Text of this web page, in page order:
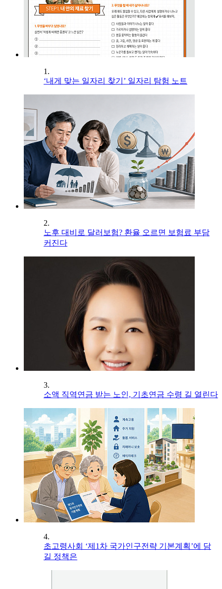
1.
‘내게 맞는 일자리 찾기’ 일자리 탐험 노트
2.
노후 대비로 달러보험? 환율 오르면 보험료 부담
커진다
3.
소액 직역연금 받는 노인, 기초연금 수령 길 열린다
4.
초고령사회 ‘제1차 국가인구전략 기본계획’에 담
길 정책은